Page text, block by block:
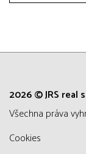
2026 © JRS real
všechna práva
Cookies